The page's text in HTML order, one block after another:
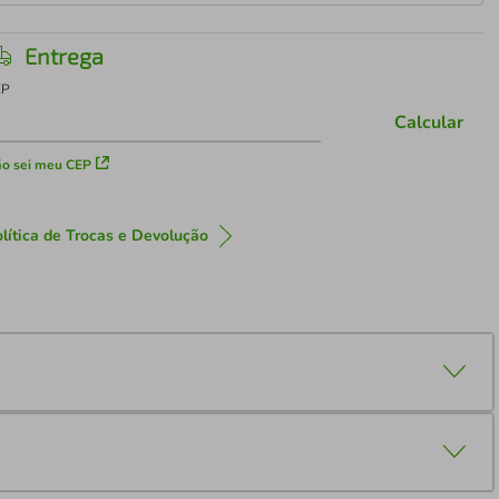
Entrega
sei meu CEP
Calcular
de Trocas e Devolução